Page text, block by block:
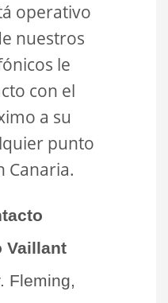
operativo
nuestros
le
con el
a su
punto
Canaria.
Vaillant
Fleming,